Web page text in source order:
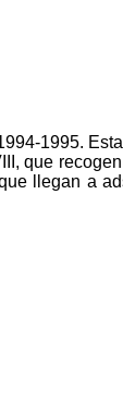
1995.
que
llegan a